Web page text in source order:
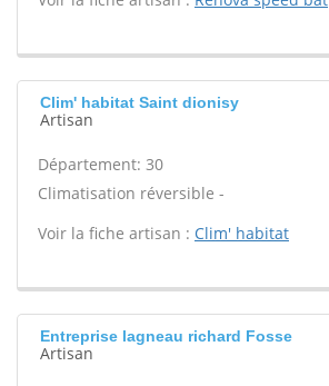
Clim' habitat Saint dionisy
Artisan
Département: 30
Climatisation réversible -
Voir la fiche artisan : Clim' habitat
Entreprise lagneau richard Fosse
Artisan